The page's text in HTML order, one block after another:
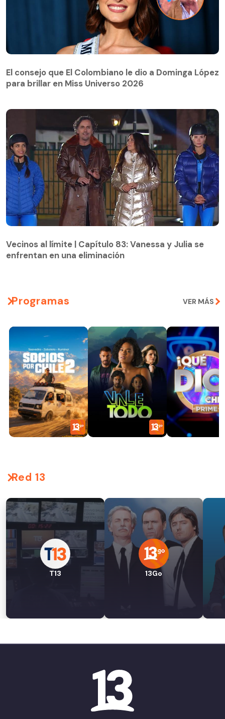
para brillar en Miss Universo 2026
El consejo que El Colombiano le dio a Dominga López
para brillar en Miss Universo 2026
enfrentan en una eliminación
Vecinos al límite | Capítulo 83: Vanessa y Julia se
enfrentan en una eliminación
Programas VER MÁS
Red 13
T13 13Go